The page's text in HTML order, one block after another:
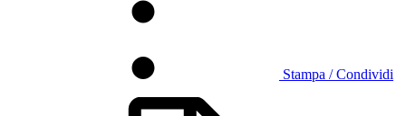
Stampa / Condividi